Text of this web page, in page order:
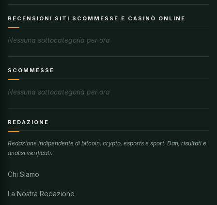
RECENSIONI SITI SCOMMESSE E CASINÒ ONLINE
Nessuna sottocategoria per ora
SCOMMESSE
Nessuna sottocategoria per ora
REDAZIONE
Redazione indipendente di bitcoin, crypto, esports e sport. Dati, risultati e
analisi verificati.
Chi Siamo
La Nostra Redazione